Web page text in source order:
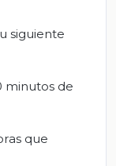
siguiente
minutos de
que